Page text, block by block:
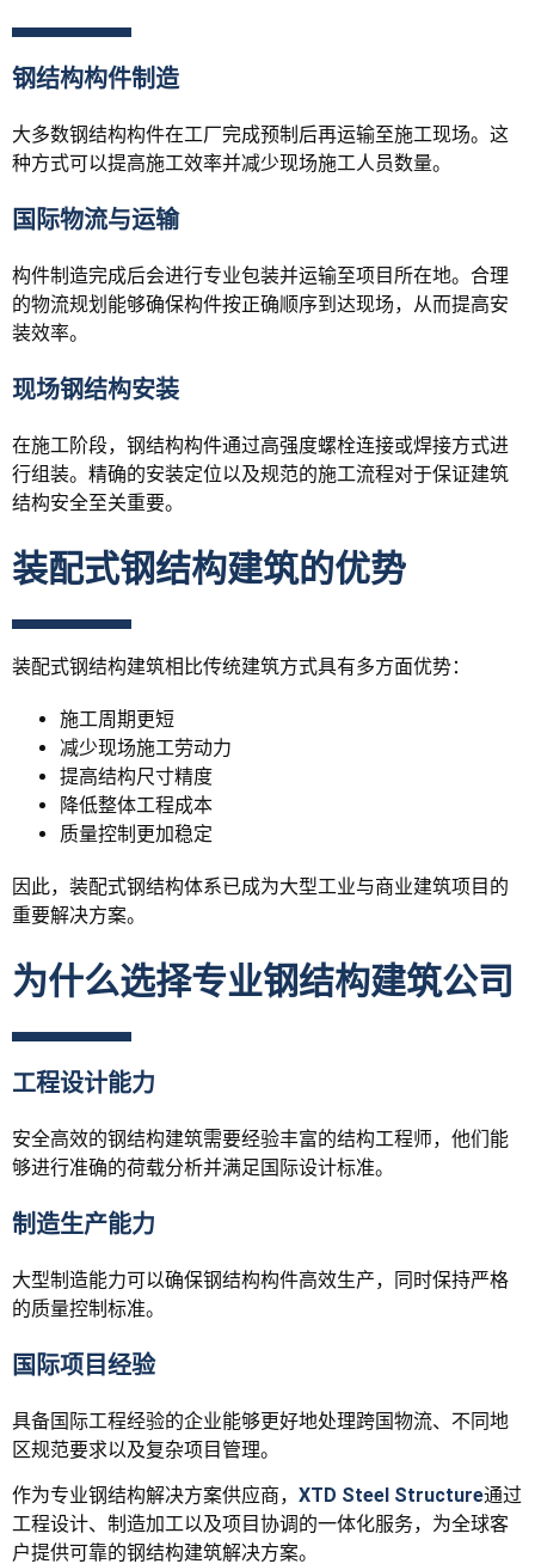
钢结构构件制造
大多数钢结构构件在工厂完成预制后再运输至施工现场。这
种方式可以提高施工效率并减少现场施工人员数量。
国际物流与运输
构件制造完成后会进行专业包装并运输至项目所在地。合理
的物流规划能够确保构件按正确顺序到达现场，从而提高安
装效率。
现场钢结构安装
在施工阶段，钢结构构件通过高强度螺栓连接或焊接方式进
行组装。精确的安装定位以及规范的施工流程对于保证建筑
结构安全至关重要。
装配式钢结构建筑的优势
装配式钢结构建筑相比传统建筑方式具有多方面优势：
施工周期更短
减少现场施工劳动力
提高结构尺寸精度
降低整体工程成本
质量控制更加稳定
因此，装配式钢结构体系已成为大型工业与商业建筑项目的
重要解决方案。
为什么选择专业钢结构建筑公司
工程设计能力
安全高效的钢结构建筑需要经验丰富的结构工程师，他们能
够进行准确的荷载分析并满足国际设计标准。
制造生产能力
大型制造能力可以确保钢结构构件高效生产，同时保持严格
的质量控制标准。
国际项目经验
具备国际工程经验的企业能够更好地处理跨国物流、不同地
区规范要求以及复杂项目管理。
作为专业钢结构解决方案供应商， XTD Steel Structure通过
工程设计、制造加工以及项目协调的一体化服务，为全球客
户提供可靠的钢结构建筑解决方案。